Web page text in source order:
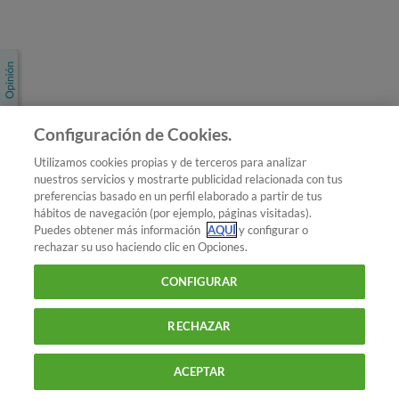
Conoce OCU
Más Información
© 2026 OCU
Condiciones generales de contratación de OCU
Política de privacidad
Uso del nombre y de los signos de OCU
Configuración de Cookies.
Utilizamos cookies propias y de terceros para analizar
nuestros servicios y mostrarte publicidad relacionada con tus
preferencias basado en un perfil elaborado a partir de tus
hábitos de navegación (por ejemplo, páginas visitadas).
Puedes obtener más información AQUÍy configurar o
rechazar su uso haciendo clic en Opciones.
CONFIGURAR
RECHAZAR
ACEPTAR